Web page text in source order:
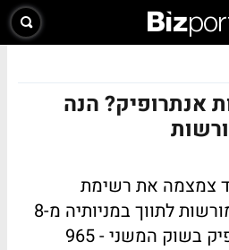
אנתרופיק? הנה
צמצמה את רשימת
הפלטפורמות שאינן מורשות לתווך במניותיה מ-8
ל-4; השווי של אנתרופיק בשוק המשני - 965